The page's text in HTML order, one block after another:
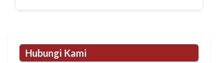
Hubungi Kami